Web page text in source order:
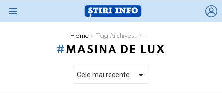
Home Tag Archives: masina de lux
MASINA DE LUX